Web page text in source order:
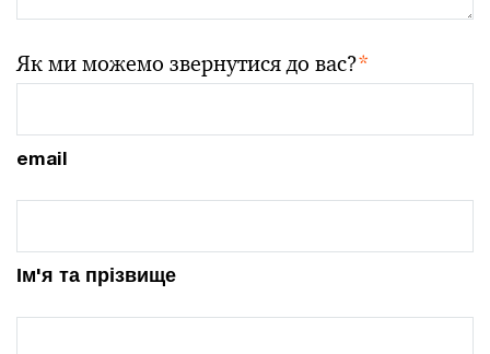
Як ми можемо звернутися до вас?*
email
Ім'я та прізвище